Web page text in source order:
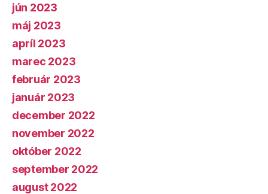
jún 2023
máj 2023
apríl 2023
marec 2023
február 2023
január 2023
december 2022
november 2022
október 2022
september 2022
august 2022